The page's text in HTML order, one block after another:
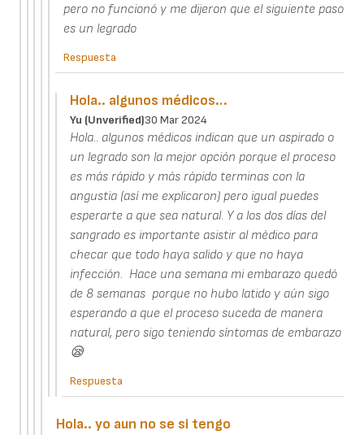
pero no funcionó y me dijeron que el siguiente paso
es un legrado
Respuesta
Hola.. algunos médicos…
Yu (unverified)30 Mar 2024
Hola.. algunos médicos indican que un aspirado o
un legrado son la mejor opción porque el proceso
es más rápido y más rápido terminas con la
angustia (así me explicaron) pero igual puedes
esperarte a que sea natural. Y a los dos días del
sangrado es importante asistir al médico para
checar que todo haya salido y que no haya
infección. Hace una semana mi embarazo quedó
de 8 semanas porque no hubo latido y aún sigo
esperando a que el proceso suceda de manera
natural, pero sigo teniendo síntomas de embarazo
😪
Respuesta
Hola.. yo aun no se si tengo